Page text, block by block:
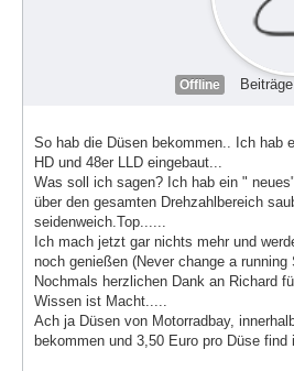
Offline
So hab die Düsen bekommen.. Ich hab
HD und 48er LLD eingebaut...
Was soll ich sagen? Ich hab ein "
über den gesamten Drehzahlbereich
seidenweich.Top......
Ich mach jetzt gar nichts mehr und
noch genießen (Never change a running
Nochmals herzlichen Dank an Richard
Wissen ist Macht.....
Ach ja Düsen von Motorradbay,
bekommen und 3,50 Euro pro Düse find